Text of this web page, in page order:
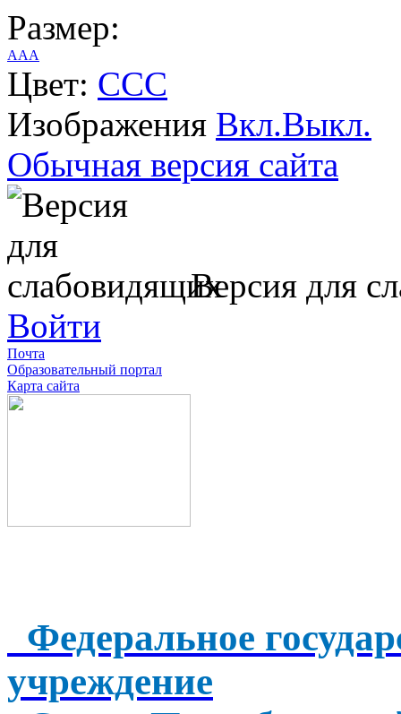
Размер:
AAA
Цвет: CCC
Изображения Вкл.Выкл.
Обычная версия сайта
Версия для
Войти
Почта
Образовательный портал
Карта сайта
Федеральное
учреждение